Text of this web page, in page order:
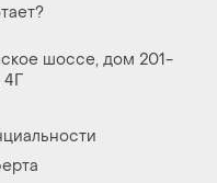
шоссе, дом 201-
4Г